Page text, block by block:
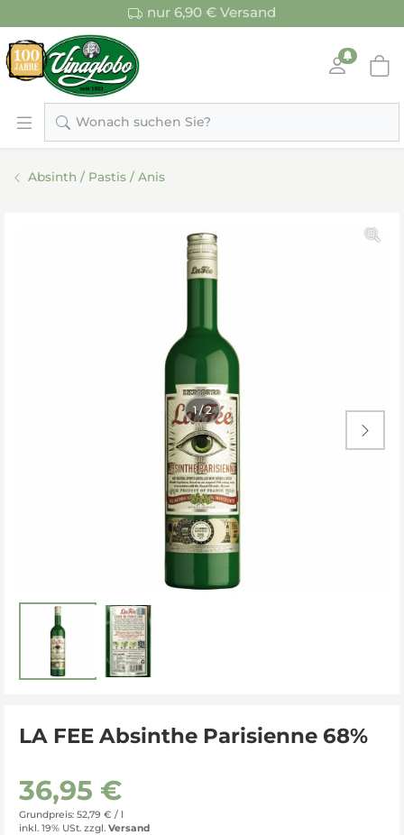
nur 6,90 € Versand
Wonach suchen Sie?
Absinth / Pastis / Anis

LA FEE Absinthe Parisienne 68%
36,95 €
Grundpreis: 52,79 € / l
inkl. 19% USt. zzgl. Versand